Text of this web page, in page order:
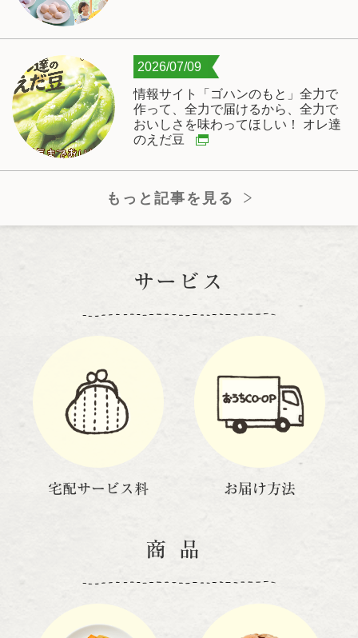
2026/07/09
情報サイト「ゴハンのもと」全力で
作って、全力で届けるから、全力で
おいしさを味わってほしい！ オレ達
のえだ豆
もっと記事を見る
サービス
宅配サービス料 お届け方法
商品